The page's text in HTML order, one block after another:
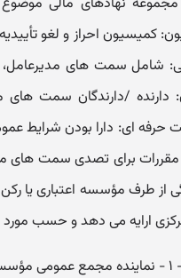
حرفه ای: دارا بودن شرایط
از طرف مؤسسه اعتباری یا
ارایه می دهد و حسب